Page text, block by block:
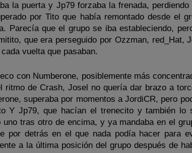
la puerta y Jp79 forzaba la frenada,
por Tito que había remontado desde el
Parecía que el grupo se iba estableciendo,
que era perseguido por Ozzman, red_Hat,
vuelta que pasaban.
con Numberone, posiblemente más
ritmo de Crash, Josel no quería dar brazo a
superaba por momentos a JordiCR, pero
Y Jp79, que hacían el trenecito y también lo
tras otro de encima, y ya mandaba en el
por detrás en el que nada podía hacer para
a la última posición del grupo después de